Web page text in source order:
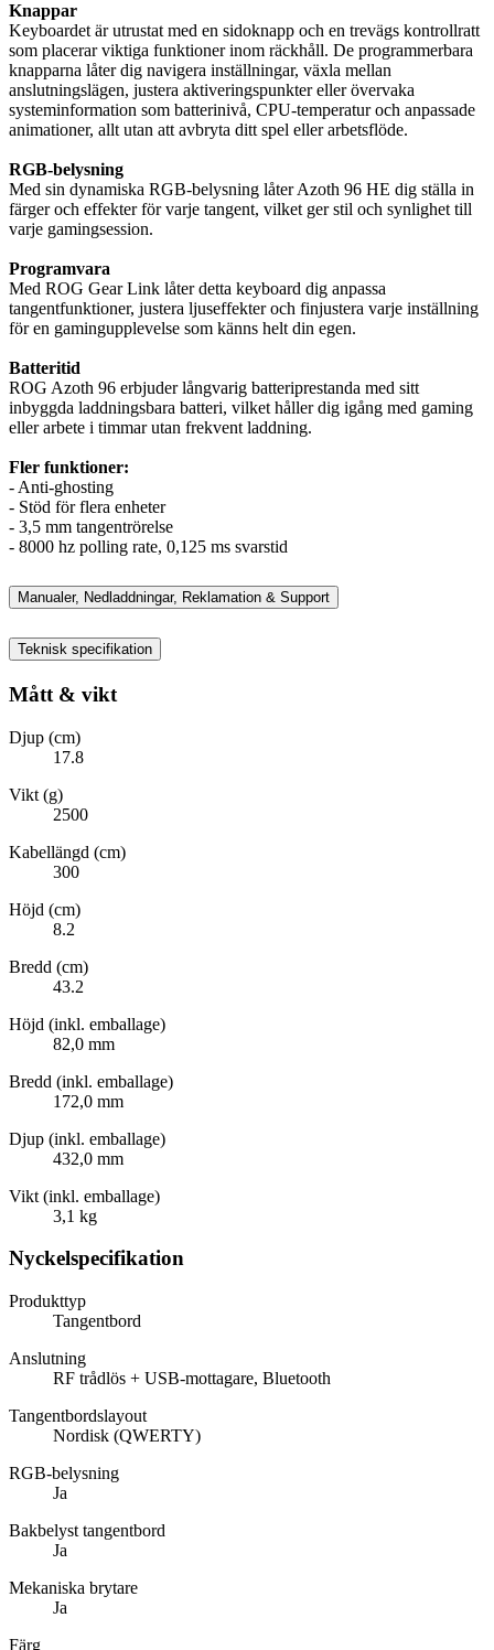
Knappar
Keyboardet är utrustat med en sidoknapp och en trevägs kontrollratt
som placerar viktiga funktioner inom räckhåll. De programmerbara
knapparna låter dig navigera inställningar, växla mellan
anslutningslägen, justera aktiveringspunkter eller övervaka
systeminformation som batterinivå, CPU-temperatur och anpassade
animationer, allt utan att avbryta ditt spel eller arbetsflöde.
RGB-belysning
Med sin dynamiska RGB-belysning låter Azoth 96 HE dig ställa in
färger och effekter för varje tangent, vilket ger stil och synlighet till
varje gamingsession.
Programvara
Med ROG Gear Link låter detta keyboard dig anpassa
tangentfunktioner, justera ljuseffekter och finjustera varje inställning
för en gamingupplevelse som känns helt din egen.
Batteritid
ROG Azoth 96 erbjuder långvarig batteriprestanda med sitt
inbyggda laddningsbara batteri, vilket håller dig igång med gaming
eller arbete i timmar utan frekvent laddning.
Fler funktioner:
- Anti-ghosting
- Stöd för flera enheter
- 3,5 mm tangentrörelse
- 8000 hz polling rate, 0,125 ms svarstid
Manualer, Nedladdningar, Reklamation & Support
Teknisk specifikation
Mått & vikt
Djup (cm)
17.8
Vikt (g)
2500
Kabellängd (cm)
300
Höjd (cm)
8.2
Bredd (cm)
43.2
Höjd (inkl. emballage)
82,0 mm
Bredd (inkl. emballage)
172,0 mm
Djup (inkl. emballage)
432,0 mm
Vikt (inkl. emballage)
3,1 kg
Nyckelspecifikation
Produkttyp
Tangentbord
Anslutning
RF trådlös + USB-mottagare, Bluetooth
Tangentbordslayout
Nordisk (QWERTY)
RGB-belysning
Ja
Bakbelyst tangentbord
Ja
Mekaniska brytare
Ja
Färg